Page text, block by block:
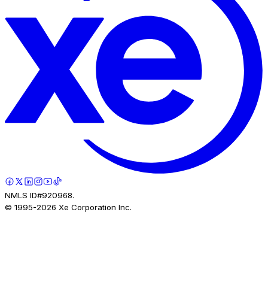
NMLS ID#920968.
© 1995-2026 Xe Corporation Inc.